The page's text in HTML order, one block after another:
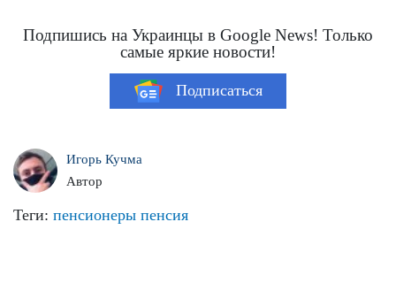
Подпишись на Украинцы в Google News! Только
самые яркие новости!
Подписаться
Игорь Кучма
Автор
Теги: пенсионеры пенсия